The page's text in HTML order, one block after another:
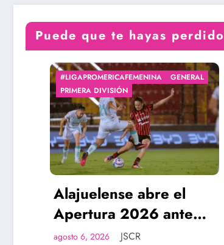
Puede que te hayas perdido
#LIGAPROMERICAFEMENINA
GENERAL
PRIMERA DIVISIÓN
Alajuelense abre el
Apertura 2026 ante
Pococí con la misión de
agosto 6, 2026 JSCR